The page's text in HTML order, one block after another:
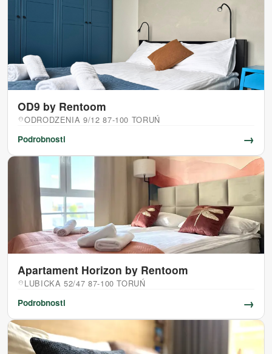
OD9 by Rentoom
location_onODRODZENIA 9/12 87-100 TORUŃ
Podrobnosti
→
Apartament Horizon by Rentoom
location_on LUBICKA 52/47 87-100 TORUŃ
Podrobnosti
→